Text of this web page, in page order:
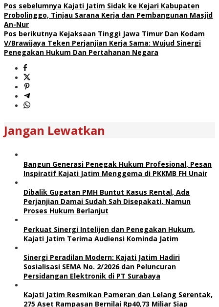
Pos sebelumnya Kajati Jatim Sidak ke Kejari Kabupaten
Probolinggo, Tinjau Sarana Kerja dan Pembangunan Masjid
An-Nur
Pos berikutnya Kejaksaan Tinggi Jawa Timur Dan Kodam
V/Brawijaya Teken Perjanjian Kerja Sama: Wujud Sinergi
Penegakan Hukum Dan Pertahanan Negara
Jangan Lewatkan
Bangun Generasi Penegak Hukum Profesional, Pesan
Inspiratif Kajati Jatim Menggema di PKKMB FH Unair
Dibalik Gugatan PMH Buntut Kasus Rental, Ada
Perjanjian Damai Sudah Sah Disepakati, Namun
Proses Hukum Berlanjut
Perkuat Sinergi Intelijen dan Penegakan Hukum,
Kajati Jatim Terima Audiensi Kominda Jatim
Sinergi Peradilan Modern: Kajati Jatim Hadiri
Sosialisasi SEMA No. 2/2026 dan Peluncuran
Persidangan Elektronik di PT Surabaya
Kajati Jatim Resmikan Pameran dan Lelang Serentak,
275 Aset Rampasan Bernilai Rp40,73 Miliar Siap